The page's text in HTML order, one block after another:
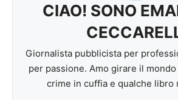
CIAO! SONO
Giornalista pubblicista per
per passione. Amo girare il
crime in cuffia e qualche libro